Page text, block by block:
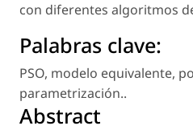
con diferentes algoritmos
Palabras clave:
PSO, modelo equivalente,
parametrización..
Abstract